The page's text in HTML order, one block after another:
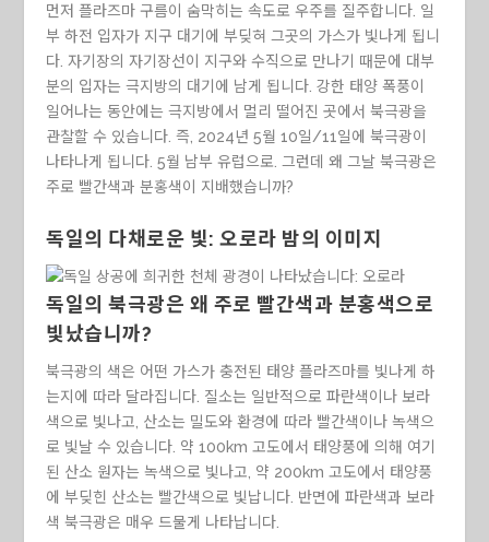
먼저 플라즈마 구름이 숨막히는 속도로 우주를 질주합니다. 일
부 하전 입자가 지구 대기에 부딪혀 그곳의 가스가 빛나게 됩니
다. 자기장의 자기장선이 지구와 수직으로 만나기 때문에 대부
분의 입자는 극지방의 대기에 남게 됩니다. 강한 태양 폭풍이
일어나는 동안에는 극지방에서 멀리 떨어진 곳에서 북극광을
관찰할 수 있습니다. 즉, 2024년 5월10일/11일에 북극광이
나타나게 됩니다. 5월 남부 유럽으로. 그런데 왜 그날 북극광은
주로 빨간색과 분홍색이 지배했습니까?
독일의 다채로운 빛: 오로라 밤의 이미지
독일의 북극광은 왜 주로 빨간색과 분홍색으로
빛났습니까?
북극광의 색은 어떤 가스가 충전된 태양 플라즈마를 빛나게 하
는지에 따라 달라집니다. 질소는 일반적으로 파란색이나 보라
색으로 빛나고, 산소는 밀도와 환경에 따라 빨간색이나 녹색으
로 빛날 수 있습니다. 약 100km 고도에서 태양풍에 의해 여기
된 산소 원자는 녹색으로 빛나고, 약 200km 고도에서 태양풍
에 부딪힌 산소는 빨간색으로 빛납니다. 반면에 파란색과 보라
색 북극광은 매우 드물게 나타납니다.